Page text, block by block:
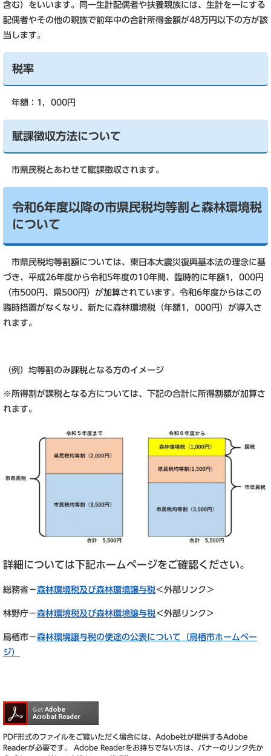
含む）をいいます。同一生計配偶者や扶養親族には、生計を一にする
配偶者やその他の親族で前年中の合計所得金額が48万円以下の方が該
当します。
税率
年額：1，000円
賦課徴収方法について
市県民税とあわせて賦課徴収されます。
令和6年度以降の市県民税均等割と森林環境税
について
市県民税均等割額については、東日本大震災復興基本法の理念に基
づき、平成26年度から令和5年度の10年間、臨時的に年額1，000円
（市500円、県500円）が加算されています。令和6年度からはこの
臨時措置がなくなり、新たに森林環境税（年額1，000円）が導入さ
れます。
（例）均等割のみ課税となる方のイメージ
※所得割が課税となる方については、下記の合計に所得割額が加算さ
れます。
詳細については下記ホームページをご確認ください。
総務省－森林環境税及び森林環境譲与税＜外部リンク＞
林野庁－森林環境税及び森林環境譲与税＜外部リンク＞
鳥栖市－森林環境譲与税の使途の公表について（鳥栖市ホームペー
ジ）
PDF形式のファイルをご覧いただく場合には、Adobe社が提供するAdobe
Readerが必要です。
Adobe Readerをお持ちでない方は、バナーのリンク先か